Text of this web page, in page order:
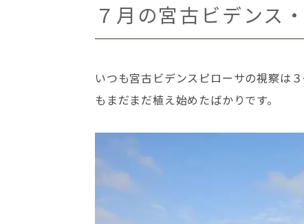
７月の宮古ビデンス
いつも宮古ビデンスピローサの視察は
もまだまだ植え始めたばかりです。